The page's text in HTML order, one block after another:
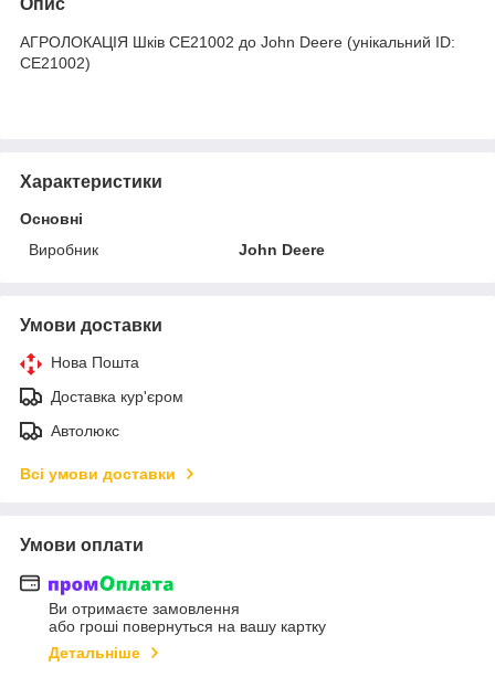
АГРОЛОКАЦІЯ Шків CE21002 до John Deere (унікальний ID:
CE21002)
Характеристики
Основні
Виробник
John Deere
Умови доставки
Нова Пошта
Доставка кур'єром
Автолюкс
Всі умови доставки
Умови оплати
Ви отримаєте замовлення
або гроші повернуться на вашу картку
Детальніше